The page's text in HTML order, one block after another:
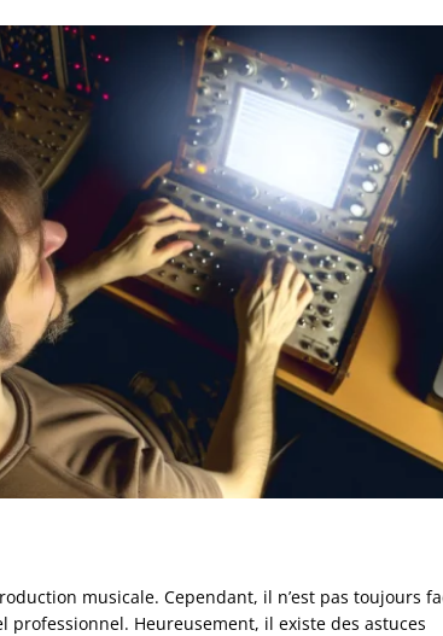
musicale. Cependant, il n’est pas toujours
Heureusement, il existe des astuces